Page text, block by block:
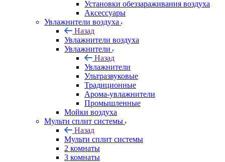
Установки обеззараживания воздуха
Аксессуары
Увлажнители воздуха
Назад
Увлажнители воздуха
Увлажнители
Назад
Увлажнители
Ультразвуковые
Традиционные
Арома-увлажнители
Промышленные
Мойки воздуха
Мульти сплит системы
Назад
Мульти сплит системы
2 комнаты
3 комнаты